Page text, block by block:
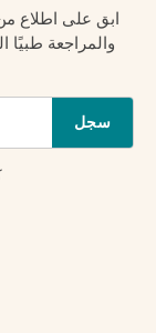
ابق على اطلاع من
والمراجعة طبيًا
سجل